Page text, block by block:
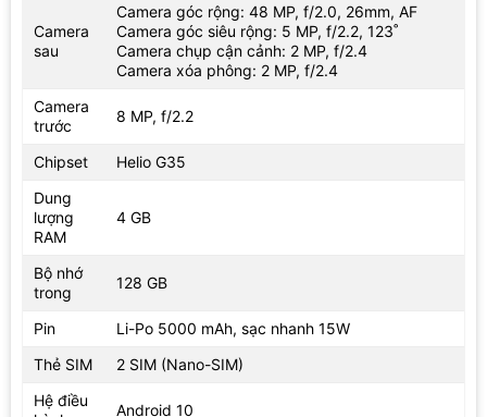
Camera
sau
Camera góc rộng: 48 MP, f/2.0, 26mm, AF
Camera góc siêu rộng: 5 MP, f/2.2, 123˚
Camera chụp cận cảnh: 2 MP, f/2.4
Camera xóa phông: 2 MP, f/2.4
Camera
trước
8 MP, f/2.2
Chipset
Helio G35
Dung
lượng
RAM
4 GB
Bộ nhớ
trong
128 GB
Pin
Li-Po 5000 mAh, sạc nhanh 15W
Thẻ SIM
2 SIM (Nano-SIM)
Hệ điều
Android 10